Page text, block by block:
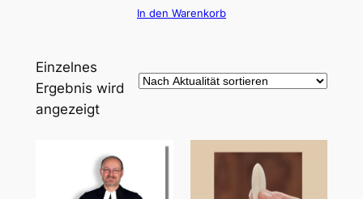
In den Warenkorb
Einzelnes
Ergebnis wird
angezeigt